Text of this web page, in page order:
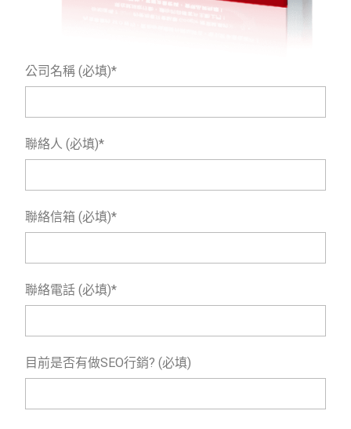
公司名稱 (必填)*
聯絡人 (必填)*
聯絡信箱 (必填)*
聯絡電話 (必填)*
目前是否有做SEO行銷? (必填)